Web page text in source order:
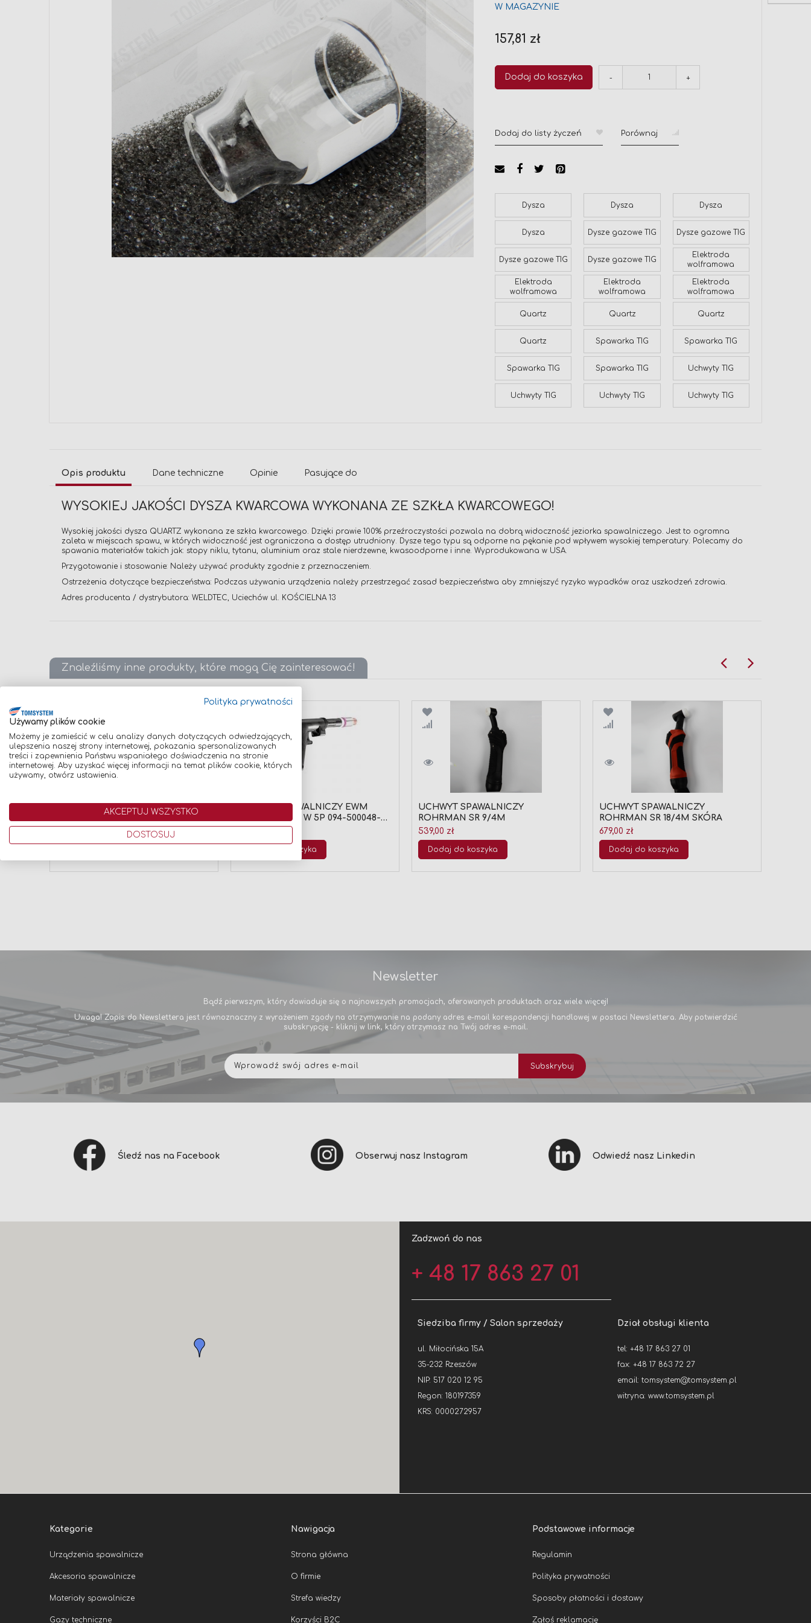
Polityka prywatności
Używamy plików cookie
Możemy je zamieścić w celu analizy danych dotyczących odwiedzających,
ulepszenia naszej strony internetowej, pokazania spersonalizowanych
treści i zapewnienia Państwu wspaniałego doświadczenia na stronie
internetowej. Aby uzyskać więcej informacji na temat plików cookie, których
używamy, otwórz ustawienia.
AKCEPTUJ WSZYSTKO
DOSTOSUJ
W MAGAZYNIE
157,81 zł
Dodaj do koszyka - +
Dodaj do listy życzeń Porównaj
Dysza Dysza Dysza
Dysza Dysze gazowe TIG Dysze gazowe TIG
Dysze gazowe TIG Dysze gazowe TIG
Elektroda
wolframowa
Elektroda
wolframowa
Elektroda
wolframowa
Elektroda
wolframowa
Quartz Quartz Quartz
Quartz Spawarka TIG Spawarka TIG
Spawarka TIG Spawarka TIG Uchwyty TIG
Uchwyty TIG Uchwyty TIG Uchwyty TIG
Opis produktu
WYSOKIEJ JAKOŚCI DYSZA KWARCOWA WYKONANA ZE SZKŁA KWARCOWEGO!
Wysokiej jakości dysza QUARTZ wykonana ze szkła kwarcowego. Dzięki prawie 100% przeźroczystości pozwala na dobrą widoczność jeziorka spawalniczego. Jest to ogromna
zaleta w miejscach spawu, w których widoczność jest ograniczona a dostęp utrudniony. Dysze tego typu są odporne na pękanie pod wpływem wysokiej temperatury. Polecamy do
spawania materiałów takich jak: stopy niklu, tytanu, aluminium oraz stale nierdzewne, kwasoodporne i inne. Wyprodukowana w USA.
Przygotowanie i stosowanie: Należy używać produkty zgodnie z przeznaczeniem.
Ostrzeżenia dotyczące bezpieczeństwa: Podczas używania urządzenia należy przestrzegać zasad bezpieczeństwa aby zmniejszyć ryzyko wypadków oraz uszkodzeń zdrowia.
Adres producenta / dystrybutora: WELDTEC, Uciechów ul. KOŚCIELNA 13
Dane techniczne Opinie Pasujące do
Znaleźliśmy inne produkty, które mogą Cię zainteresować!
Porównaj
UCHWYT SPAWALNICZY
KEMPPI
UCHWYT SPAWALNICZY EWM
spotArc WIG 18 W 5P 094-500048-
00000
Dodaj do koszyka
Porównaj
UCHWYT SPAWALNICZY
ROHRMAN SR 9/4M
539,00 zł
Dodaj do koszyka
Porównaj
UCHWYT SPAWALNICZY
ROHRMAN SR 18/4M SKÓRA
679,00 zł
Dodaj do koszyka
Newsletter
Bądź pierwszym, który dowiaduje się o najnowszych promocjach, oferowanych produktach oraz wiele więcej!
Uwaga! Zapis do Newslettera jest równoznaczny z wyrażeniem zgody na otrzymywanie na podany adres e-mail korespondencji handlowej w postaci Newslettera. Aby potwierdzić
subskrypcję - kliknij w link, który otrzymasz na Twój adres e-mail.
newsletter:
Subskrybuj
Śledź nas na Facebook Obserwuj nasz Instagram Odwiedź nasz Linkedin
Zadzwoń do nas
+ 48 17 863 27 01
Siedziba firmy / Salon sprzedaży
ul. Miłocińska 15A
35-232 Rzeszów
NIP: 517 020 12 95
Regon: 180197359
KRS: 0000272957
Dział obsługi klienta
tel: +48 17 863 27 01
fax: +48 17 863 72 27
email: tomsystem@tomsystem.pl
witryna: www.tomsystem.pl
Kategorie
Urządzenia spawalnicze
Akcesoria spawalnicze
Materiały spawalnicze
Gazy techniczne
Nawigacja
Strona główna
O firmie
Strefa wiedzy
Korzyści B2C
Podstawowe informacje
Regulamin
Polityka prywatności
Sposoby płatności i dostawy
Zgłoś reklamację